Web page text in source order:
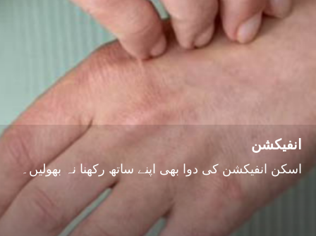
انفیکشن
اسکن انفیکشن کی دوا بھی اپنے ساتھ رکھنا نہ بھولیں۔